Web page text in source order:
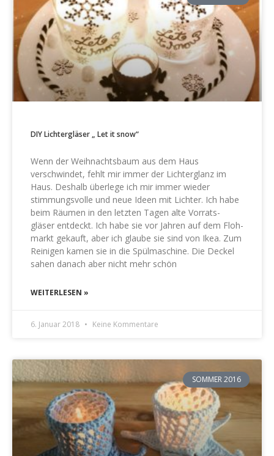
DIY Lichtergläser „ Let it snow“
Wenn der Weihnachtsbaum aus dem Haus
verschwindet, fehlt mir immer der Lichterglanz im
Haus. Deshalb überlege ich mir immer wieder
stimmungsvolle und neue Ideen mit Lichter. Ich habe
beim Räumen in den letzten Tagen alte Vorrats-
gläser entdeckt. Ich habe sie vor Jahren auf dem Floh-
markt gekauft, aber ich glaube sie sind von Ikea. Zum
Reinigen kamen sie in die Spülmaschine. Die Deckel
sahen danach aber nicht mehr schön
WEITERLESEN »
6. Januar 2018 Keine Kommentare
SOMMER 2016